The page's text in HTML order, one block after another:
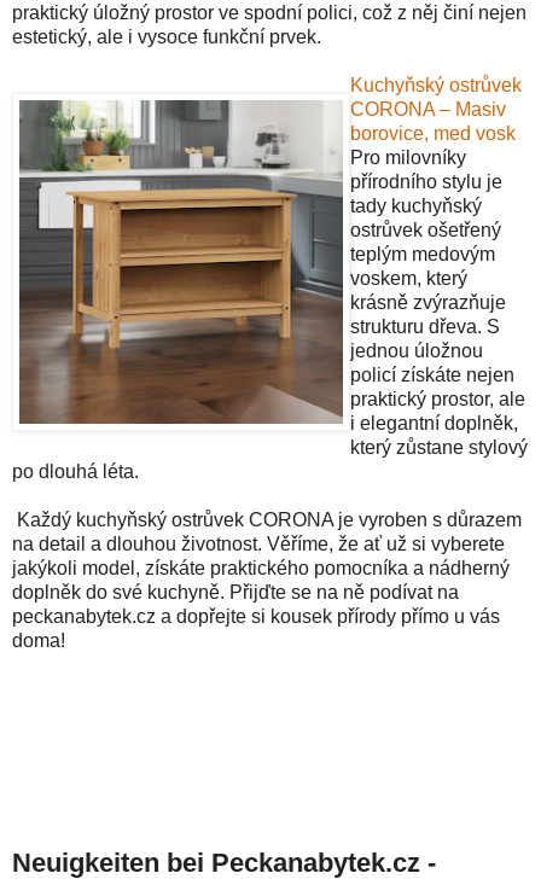
praktický úložný prostor ve spodní polici, což z něj činí nejen
estetický, ale i vysoce funkční prvek.
Kuchyňský ostrůvek
CORONA – Masiv
borovice, med vosk
Pro milovníky
přírodního stylu je
tady kuchyňský
ostrůvek ošetřený
teplým medovým
voskem, který
krásně zvýrazňuje
strukturu dřeva. S
jednou úložnou
policí získáte nejen
praktický prostor, ale
i elegantní doplněk,
který zůstane stylový
po dlouhá léta.
Každý kuchyňský ostrůvek CORONA je vyroben s důrazem
na detail a dlouhou životnost. Věříme, že ať už si vyberete
jakýkoli model, získáte praktického pomocníka a nádherný
doplněk do své kuchyně. Přijďte se na ně podívat na
peckanabytek.cz a dopřejte si kousek přírody přímo u vás
doma!
Neuigkeiten bei Peckanabytek.cz -